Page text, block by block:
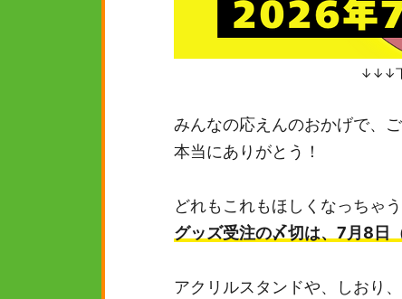
↓↓↓
みんなの応えんのおかげで、
本当にありがとう！
どれもこれもほしくなっちゃう
グッズ受注の〆切は、7月8日
アクリルスタンドや、しおり